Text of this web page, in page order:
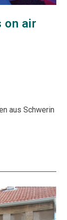
on air
aus Schwerin